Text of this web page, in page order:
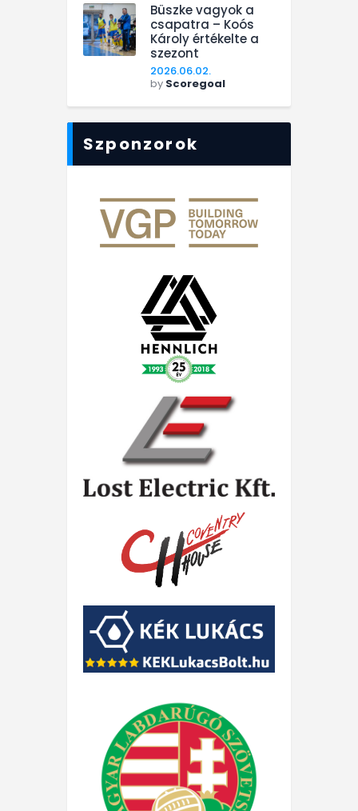
Büszke vagyok a
csapatra – Koós
Károly értékelte a
szezont
2026.06.02.
by Scoregoal
Szponzorok